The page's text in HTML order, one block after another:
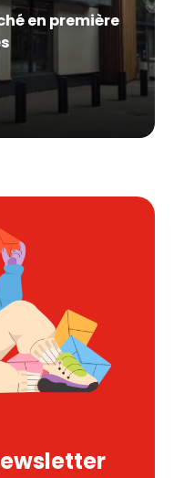
en première